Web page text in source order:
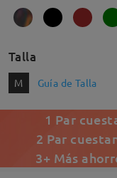
Talla
M Guía de Talla
1 Par
2 Par
3+ Más